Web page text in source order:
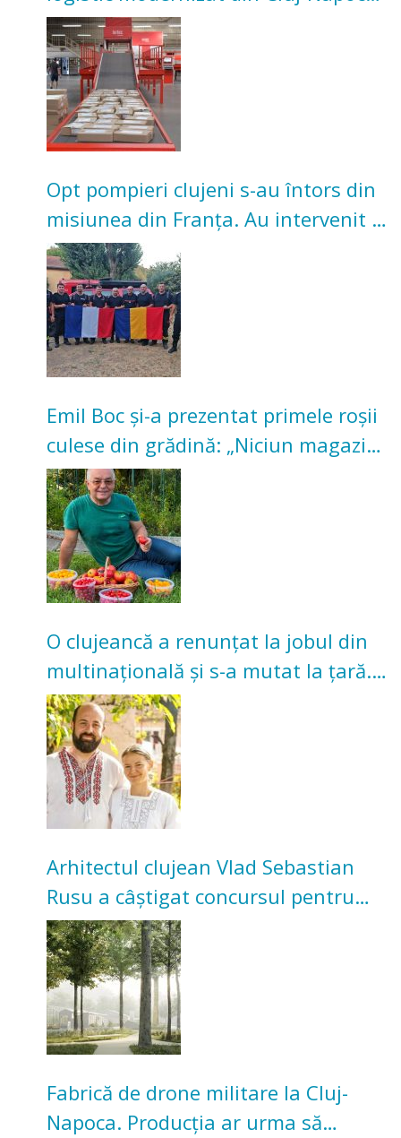
Investiție de 3 milioane de euro
Opt pompieri clujeni s-au întors din
misiunea din Franța. Au intervenit la
incendii de vegetație și pădure
Emil Boc și-a prezentat primele roșii
culese din grădină: „Niciun magazin
nu poate oferi această satisfacție”
O clujeancă a renunțat la jobul din
multinațională și s-a mutat la țară.
Acum cultivă legume în grădina
bunicilor
Arhitectul clujean Vlad Sebastian
Rusu a câștigat concursul pentru
transformarea Grădinii Casei
Universitarilor
Fabrică de drone militare la Cluj-
Napoca. Producția ar urma să